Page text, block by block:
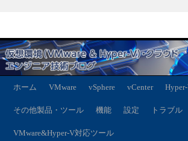
ホーム VMware vSphere vCenter
その他製品・ツール 機能 設定 トラブル
VMware&Hyper-V対応ツール